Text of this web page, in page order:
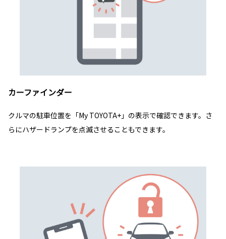
カーファインダー
クルマの駐車位置を「My TOYOTA+」の表示で確認できます。さ
らにハザードランプを点滅させることもできます。